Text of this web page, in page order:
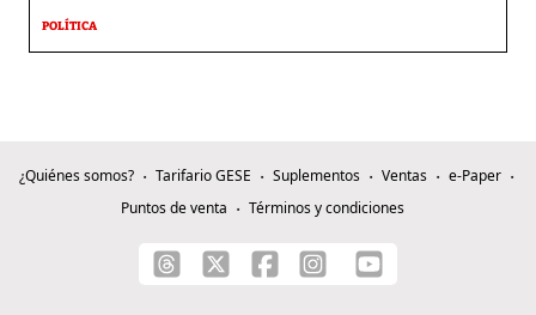
POLÍTICA
¿Quiénes somos? Tarifario GESE Suplementos Ventas
e-Paper
Puntos de venta
Términos y condiciones